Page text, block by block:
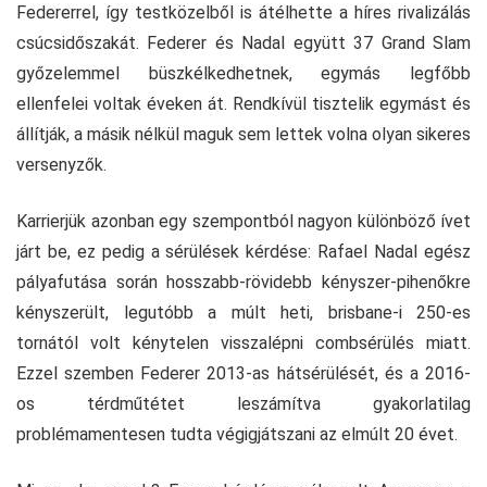
Federerrel, így testközelből is átélhette a híres rivalizálás
csúcsidőszakát. Federer és Nadal együtt 37 Grand Slam
győzelemmel büszkélkedhetnek, egymás legfőbb
ellenfelei voltak éveken át. Rendkívül tisztelik egymást és
állítják, a másik nélkül maguk sem lettek volna olyan sikeres
versenyzők.
Karrierjük azonban egy szempontból nagyon különböző ívet
járt be, ez pedig a sérülések kérdése: Rafael Nadal egész
pályafutása során hosszabb-rövidebb kényszer-pihenőkre
kényszerült, legutóbb a múlt heti, brisbane-i 250-es
tornától volt kénytelen visszalépni combsérülés miatt.
Ezzel szemben Federer 2013-as hátsérülését, és a 2016-
os térdműtétet leszámítva gyakorlatilag
problémamentesen tudta végigjátszani az elmúlt 20 évet.